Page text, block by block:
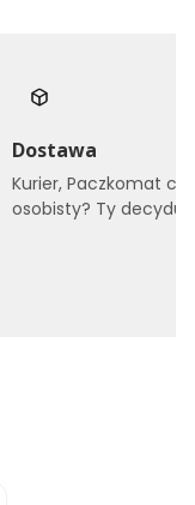
Dostawa
Kurier, Paczkomat
osobisty? Ty